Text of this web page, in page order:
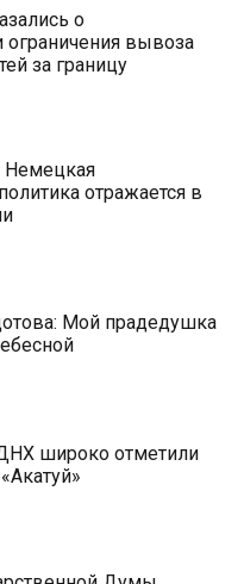
о
ограничения вывоза
за границу
Немецкая
отражается в
Мой прадедушка
широко отметили